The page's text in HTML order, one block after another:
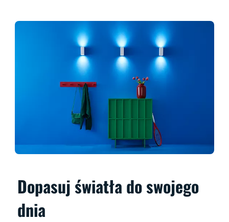
Dopasuj światła do swojego
dnia